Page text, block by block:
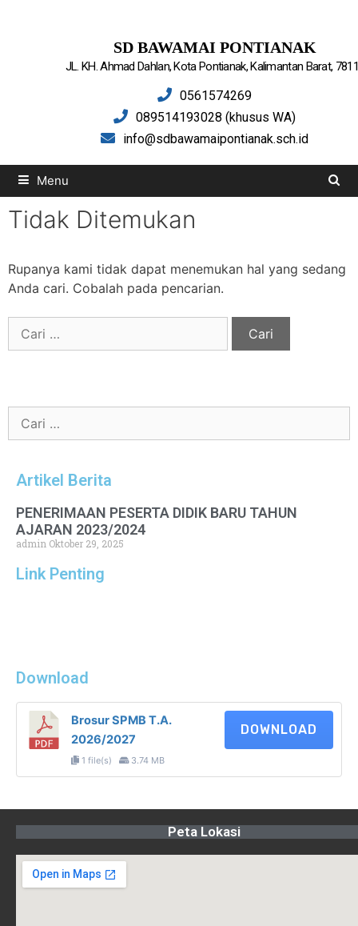
SD BAWAMAI PONTIANAK
JL. KH. Ahmad Dahlan, Kota Pontianak, Kalimantan Barat,
0561574269
089514193028 (khusus WA)
info@sdbawamaipontianak.sch.id
Menu
Tidak Ditemukan
Rupanya kami tidak dapat menemukan hal yang sedang
Anda cari. Cobalah pada pencarian.
Artikel Berita
PENERIMAAN PESERTA DIDIK BARU TAHUN
AJARAN 2023/2024
admin Oktober 29, 2025
Link Penting
Download
Brosur SPMB T.A.
2026/2027
1 file(s) 3.74 MB
DOWNLOAD
Peta Lokasi